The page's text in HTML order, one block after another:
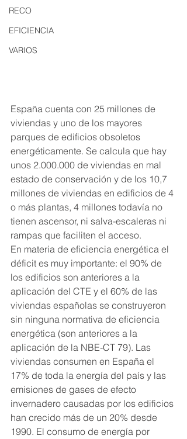
RECO
EFICIENCIA
VARIOS
España cuenta con 25 millones de
viviendas y uno de los mayores
parques de edificios obsoletos
energéticamente. Se calcula que hay
unos 2.000.000 de viviendas en mal
estado de conservación y de los 10,7
millones de viviendas en edificios de 4
o más plantas, 4 millones todavía no
tienen ascensor, ni salva-escaleras ni
rampas que faciliten el acceso.
En materia de eficiencia energética el
déficit es muy importante: el 90% de
los edificios son anteriores a la
aplicación del CTE y el 60% de las
viviendas españolas se construyeron
sin ninguna normativa de eficiencia
energética (son anteriores a la
aplicación de la NBE-CT 79). Las
viviendas consumen en España el
17% de toda la energía del país y las
emisiones de gases de efecto
invernadero causadas por los edificios
han crecido más de un 20% desde
1990. El consumo de energía por